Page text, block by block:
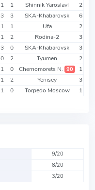
1 1 Shinnik Yaroslavl 2
3 3 SKA-Khabarovsk 6
1 1 Ufa 2
1 2 Rodina-2 3
3 0 SKA-Khabarovsk 3
0 2 Tyumen 2
1 0 Chernomorets N. 90 1
1 2 Yenisey 3
1 0 Torpedo Moscow 1
9/20
8/20
3/20